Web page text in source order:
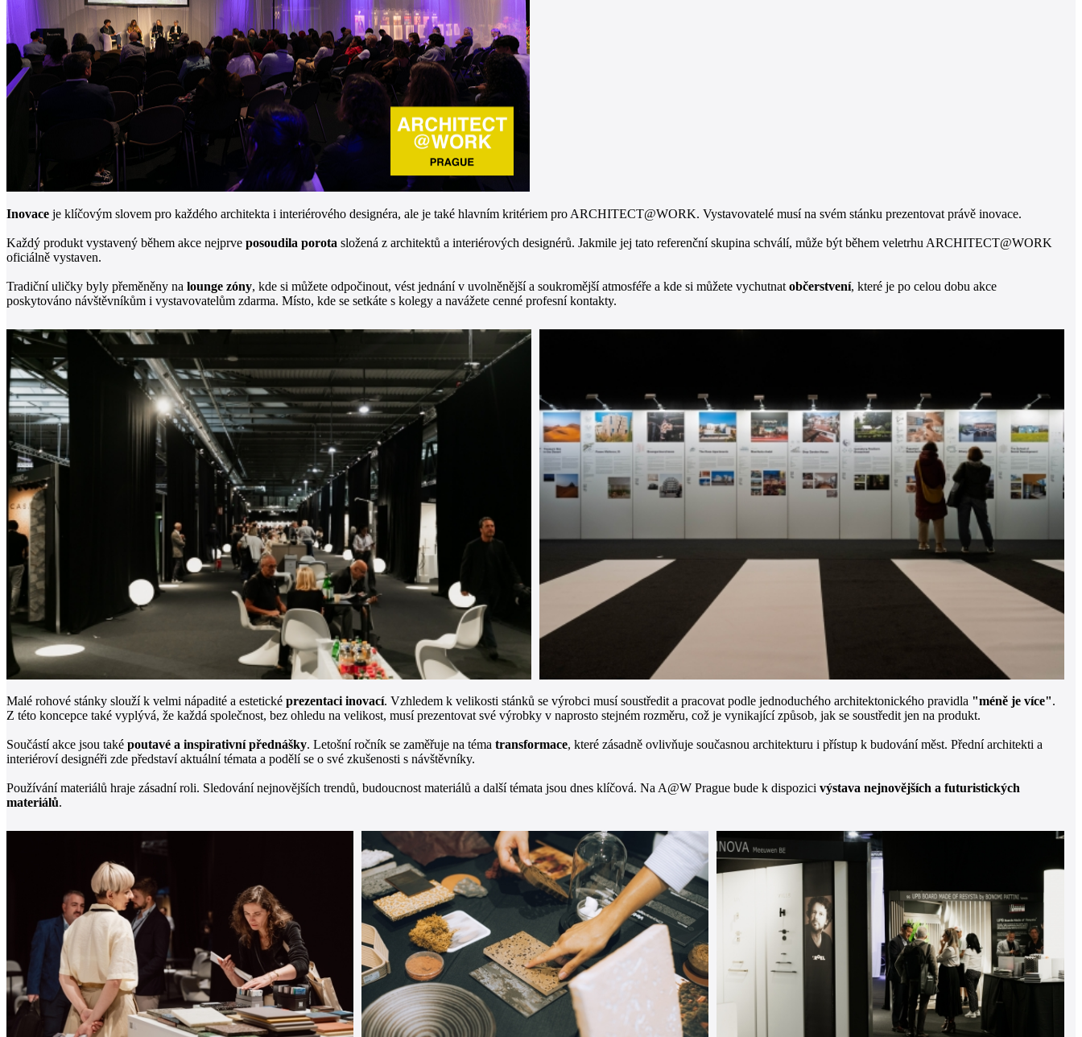
Inovace je klíčovým slovem pro každého architekta i interiérového designéra, ale je také hlavním kritériem pro ARCHITECT@WORK. Vystavovatelé musí na svém stánku prezentovat právě inovace.
Každý produkt vystavený během akce nejprve posoudila porota složená z architektů a interiérových designérů. Jakmile jej tato referenční skupina schválí, může být během veletrhu ARCHITECT@WORK
oficiálně vystaven.
Tradiční uličky byly přeměněny na lounge zóny, kde si můžete odpočinout, vést jednání v uvolněnější a soukromější atmosféře a kde si můžete vychutnat občerstvení, které je po celou dobu akce
poskytováno návštěvníkům i vystavovatelům zdarma. Místo, kde se setkáte s kolegy a navážete cenné profesní kontakty.
Malé rohové stánky slouží k velmi nápadité a estetické prezentaci inovací. Vzhledem k velikosti stánků se výrobci musí soustředit a pracovat podle jednoduchého architektonického pravidla "méně je více".
Z této koncepce také vyplývá, že každá společnost, bez ohledu na velikost, musí prezentovat své výrobky v naprosto stejném rozměru, což je vynikající způsob, jak se soustředit jen na produkt.
Součástí akce jsou také poutavé a inspirativní přednášky. Letošní ročník se zaměřuje na téma transformace, které zásadně ovlivňuje současnou architekturu i přístup k budování měst. Přední architekti a
interiéroví designéři zde představí aktuální témata a podělí se o své zkušenosti s návštěvníky.
Používání materiálů hraje zásadní roli. Sledování nejnovějších trendů, budoucnost materiálů a další témata jsou dnes klíčová. Na A@W Prague bude k dispozici výstava nejnovějších a futuristických
materiálů.